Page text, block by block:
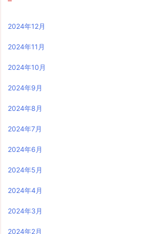
2024年12月
2024年11月
2024年10月
2024年9月
2024年8月
2024年7月
2024年6月
2024年5月
2024年4月
2024年3月
2024年2月